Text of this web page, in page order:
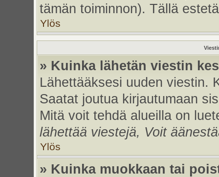
tämän toiminnon). Tällä
Ylös
» Kuinka lähetän viestin
Lähettääksesi uuden viestin.
Saatat joutua kirjautumaan
Mitä voit tehdä alueilla on
lähettää viestejä, Voit
Ylös
» Kuinka muokkaan tai